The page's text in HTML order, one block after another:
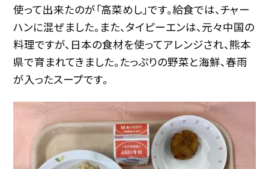
使って出来たのが「高菜めし」です。給食では、チャー
ハンに混ぜました。また、タイピーエンは、元々中国の
料理ですが、日本の食材を使ってアレンジされ、熊本
県で育まれてきました。たっぷりの野菜と海鮮、春雨
が入ったスープです。